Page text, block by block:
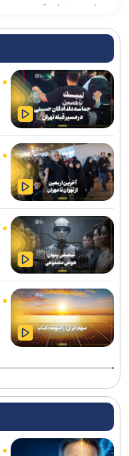
اربعین تجلی قدرت
تخصصی دانشگاه‌ها
ابلاغ دستور جدید وزارت
آغاز ترم جدید دانشگاه
از ۲۸ شهریور آغاز می‌شود
ضرورت تقویت بودجه
جهان/ دانشگاه نسل سوم و
اربعین ۱۴۰۵؛
شورای عالی انقلاب فرهنگی